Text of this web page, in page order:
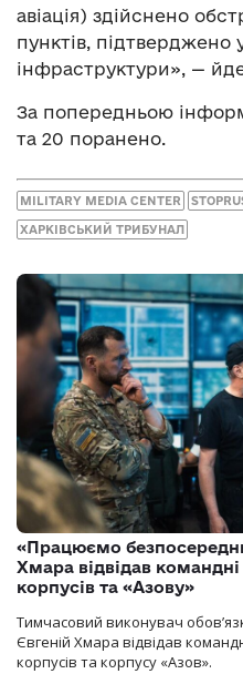
авіація) здійснено
пунктів, підтверджено
інфраструктури», —
За попередньою
та 20 поранено.
MILITARY MEDIA CENTER
ХАРКІВСЬКИЙ ТРИБУНАЛ
«Працюємо
Хмара відвідав
корпусів та «Азову»
Тимчасовий виконувач
Євгеній Хмара відвідав
корпусів та корпусу «Азов».